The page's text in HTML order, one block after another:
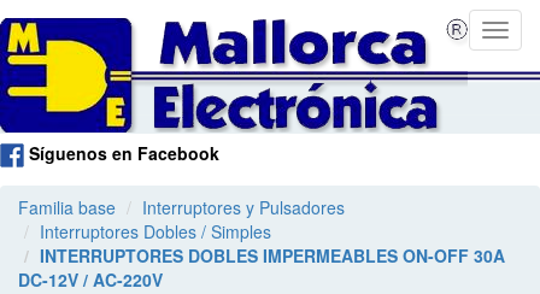
Síguenos en Facebook
Familia base
Interruptores y Pulsadores
Interruptores Dobles / Simples
INTERRUPTORES DOBLES IMPERMEABLES ON-OFF 30A
DC-12V / AC-220V